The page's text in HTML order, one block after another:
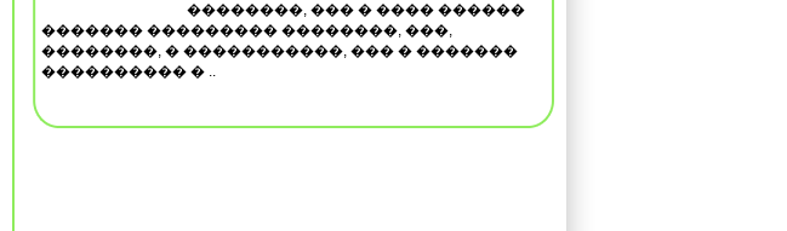
��������, ��� � ���� ������
������� ��������� ��������, ���,
��������, � �����������, ��� � �������
���������� � ..